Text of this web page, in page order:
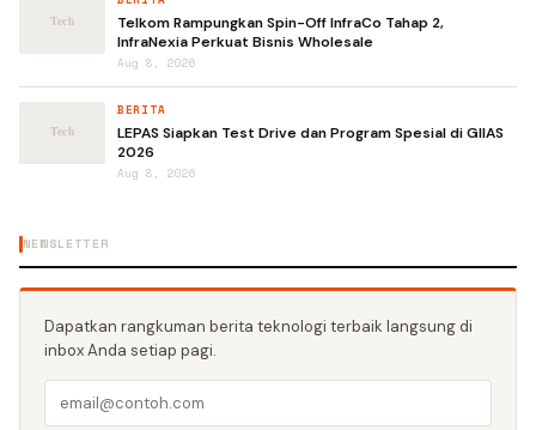
Telkom Rampungkan Spin-Off InfraCo Tahap 2,
InfraNexia Perkuat Bisnis Wholesale
Aug 8, 2026
BERITA
LEPAS Siapkan Test Drive dan Program Spesial di GIIAS
2026
Aug 8, 2026
NEWSLETTER
Dapatkan rangkuman berita teknologi terbaik langsung di
inbox Anda setiap pagi.